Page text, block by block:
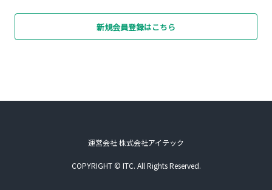
新規会員登録はこちら
運営会社 株式会社アイテック
COPYRIGHT © ITC. All Rights Reserved.